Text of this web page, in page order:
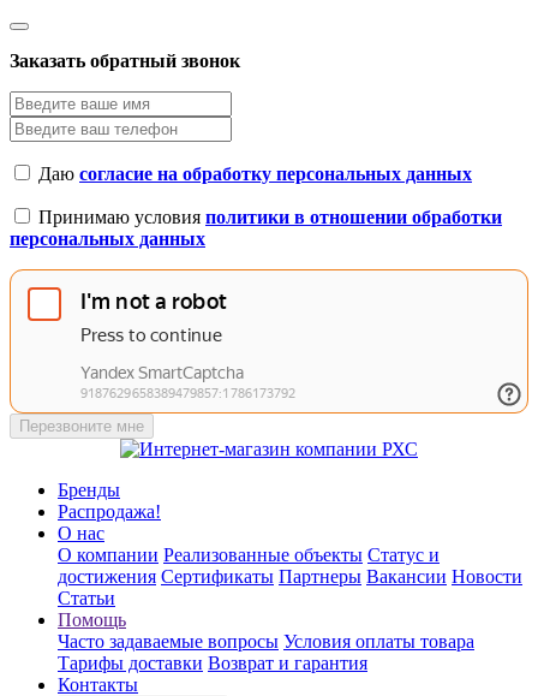
Заказать обратный звонок
Даю согласие на обработку персональных данных
Принимаю условия политики в отношении обработки
персональных данных
Перезвоните мне
Бренды
Распродажа!
О нас
О компании Реализованные объекты Статус и
достижения Сертификаты Партнеры Вакансии Новости
Статьи
Помощь
Часто задаваемые вопросы Условия оплаты товара
Тарифы доставки Возврат и гарантия
Контакты